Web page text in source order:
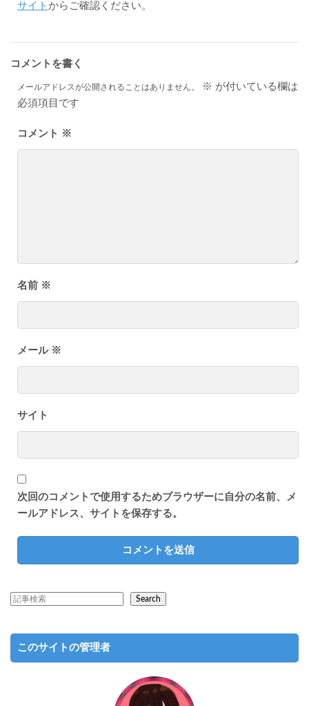
サイト からご確認ください。
コメントを書く
メールアドレスが公開されることはありません。 ※ が付いている欄は
必須項目です
コメント ※
名前 ※
メール ※
サイト
次回のコメントで使用するためブラウザーに自分の名前、メ
ールアドレス、サイトを保存する。
Search
このサイトの管理者